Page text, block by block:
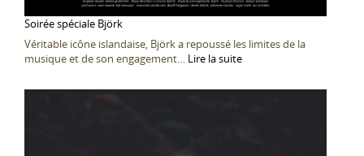
Soirée spéciale Björk
Véritable icône islandaise, Björk a repoussé les limites de la
musique et de son engagement… Lire la suite:
spéciale